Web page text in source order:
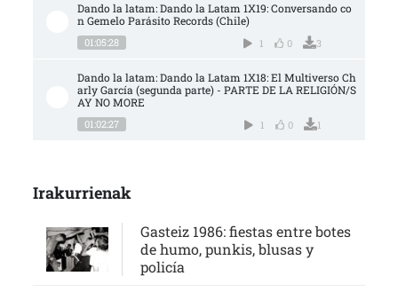
Dando la latam: Dando la Latam 1X19: Conversando co
n Gemelo Parásito Records (Chile)
01:05:28 1 0 3
Dando la latam: Dando la Latam 1X18: El Multiverso Ch
arly García (segunda parte) - PARTE DE LA RELIGIÓN/S
AY NO MORE
01:02:27 1 0 1
Irakurrienak
Gasteiz 1986: fiestas entre botes
de humo, punkis, blusas y
policía